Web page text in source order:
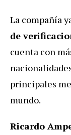
La compañía
de
cuenta con
principales
mundo.
Ricardo